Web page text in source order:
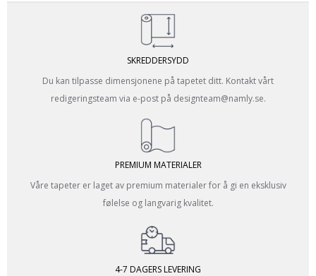
SKREDDERSYDD
Du kan tilpasse dimensjonene på tapetet ditt. Kontakt vårt
redigeringsteam via e-post på designteam@namly.se.
PREMIUM MATERIALER
Våre tapeter er laget av premium materialer for å gi en eksklusiv
følelse og langvarig kvalitet.
4-7 DAGERS LEVERING